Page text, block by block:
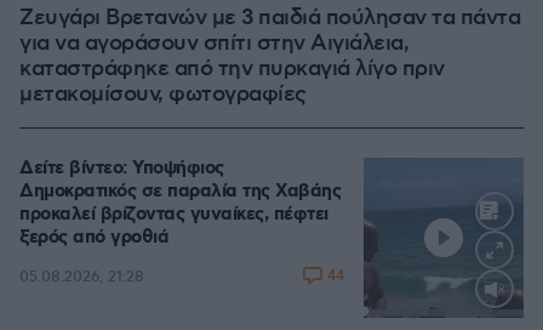
Ζευγάρι Βρετανών με 3 παιδιά πούλησαν τα πάντα
για να αγοράσουν σπίτι στην Αιγιάλεια,
καταστράφηκε από την πυρκαγιά λίγο πριν
μετακομίσουν, φωτογραφίες
Loaded
Δείτε βίντεο: Υποψήφιος
Δημοκρατικός σε παραλία της Χαβάης
προκαλεί βρίζοντας γυναίκες, πέφτει
ξερός από γροθιά
05.08.2026, 21:28 44